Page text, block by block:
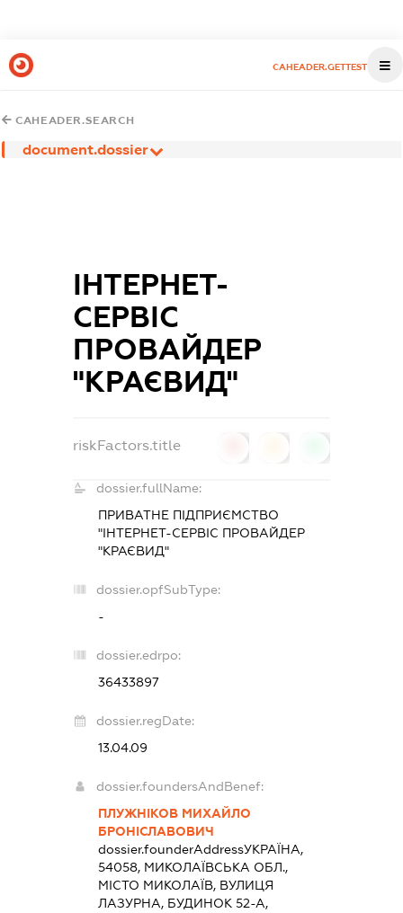
CAHEADER.GETTEST
CAHEADER.SEARCH
document.dossier
ІНТЕРНЕТ-
СЕРВІС
ПРОВАЙДЕР
"КРАЄВИД"
riskFactors.title
dossier.fullName:
ПРИВАТНЕ ПІДПРИЄМСТВО
"ІНТЕРНЕТ-СЕРВІС ПРОВАЙДЕР
"КРАЄВИД"
dossier.opfSubType:
-
dossier.edrpo:
36433897
dossier.regDate:
13.04.09
dossier.foundersAndBenef:
ПЛУЖНІКОВ МИХАЙЛО
БРОНІСЛАВОВИЧ
dossier.founderAddressУКРАЇНА,
54058, МИКОЛАЇВСЬКА ОБЛ.,
МІСТО МИКОЛАЇВ, ВУЛИЦЯ
ЛАЗУРНА, БУДИНОК 52-А,